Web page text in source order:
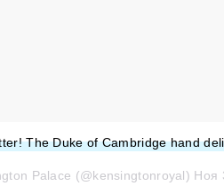
The Duke of Cambridge hand
Palace (@kensingtonroyal) Ноя